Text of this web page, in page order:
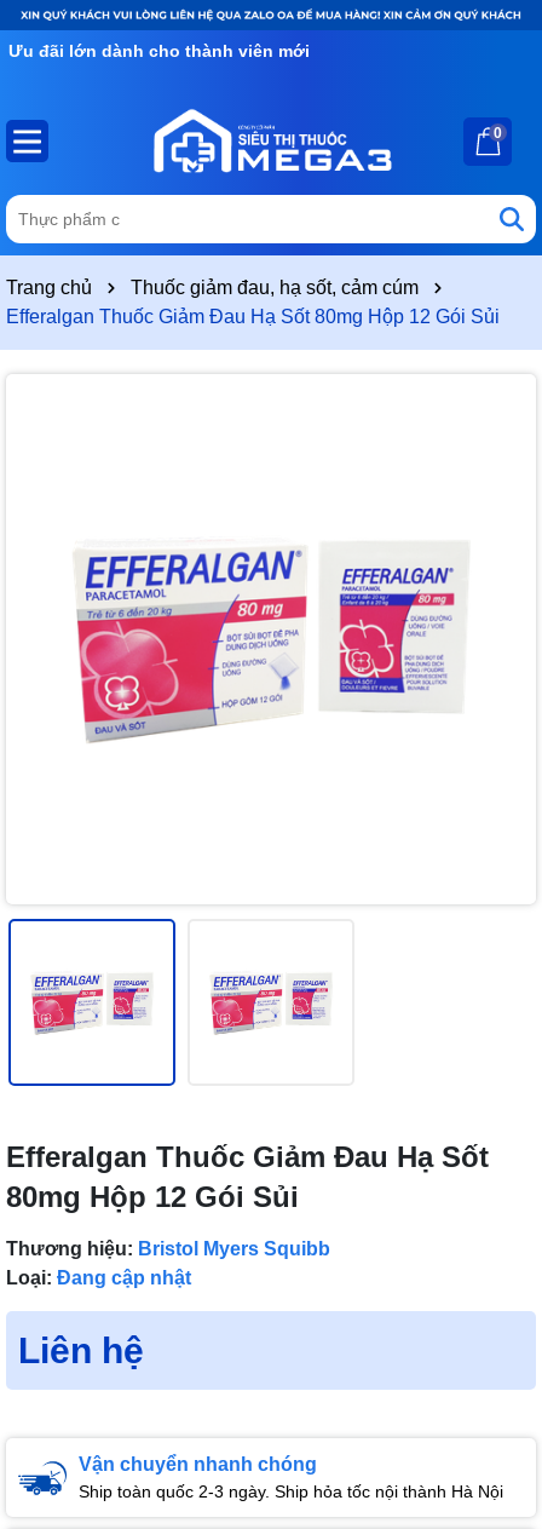
Ưu đãi lớn dành cho thành viên mới
0
Trang chủ
Thuốc giảm đau, hạ sốt, cảm cúm
Efferalgan Thuốc Giảm Đau Hạ Sốt 80mg Hộp 12 Gói Sủi
Efferalgan Thuốc Giảm Đau Hạ Sốt
80mg Hộp 12 Gói Sủi
Thương hiệu: Bristol Myers Squibb
Loại: Đang cập nhật
Liên hệ
Vận chuyển nhanh chóng
Ship toàn quốc 2-3 ngày. Ship hỏa tốc nội thành Hà Nội